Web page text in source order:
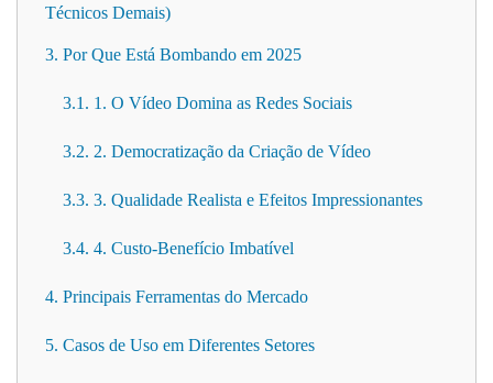
Técnicos Demais)
3. Por Que Está Bombando em 2025
3.1. 1. O Vídeo Domina as Redes Sociais
3.2. 2. Democratização da Criação de Vídeo
3.3. 3. Qualidade Realista e Efeitos Impressionantes
3.4. 4. Custo-Benefício Imbatível
4. Principais Ferramentas do Mercado
5. Casos de Uso em Diferentes Setores